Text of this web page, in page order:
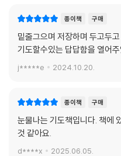
종이책 구매
밑줄그으며 저장하며 두고두
기도할수있는 답답함을 열어
j*****e 2024.10.20.
종이책 구매
눈물나는 기도책입니다. 책에
것 같아요.
d****x 2025.06.05.